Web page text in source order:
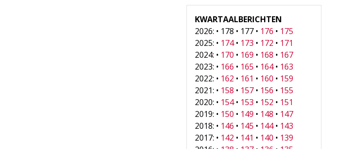
KWARTAALBERICHTEN
2026: • 178 • 177 • 176 • 175
2025: • 174• 173 • 172 • 171
2024: • 170 • 169 • 168 • 167
2023: • 166 • 165 • 164• 163
2022: • 162 • 161 • 160 • 159
2021: • 158 • 157 • 156 • 155
2020: • 154• 153 • 152 • 151
2019: • 150 • 149 • 148 • 147
2018: • 146 • 145 • 144• 143
2017: • 142 • 141 • 140 • 139